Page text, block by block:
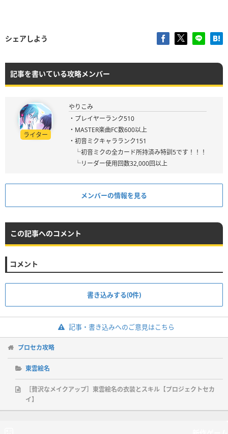
シェアしよう
記事を書いている攻略メンバー
ライター
やりこみ
・プレイヤーランク510
・MASTER楽曲FC数600以上
・初音ミクキャラランク151
└初音ミクの全カード所持済み特訓5です！！！
└リーダー使用回数32,000回以上
メンバーの情報を見る
この記事へのコメント
コメント
書き込みする(0件)
記事・書き込みへのご意見はこちら
プロセカ攻略
東雲絵名
［贅沢なメイクアップ］東雲絵名の衣装とスキル【プロジェクトセカ
イ】